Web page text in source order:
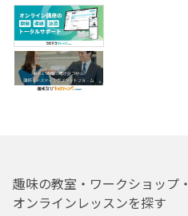
趣味の教室・ワークショップ・
オンラインレッスンを探す